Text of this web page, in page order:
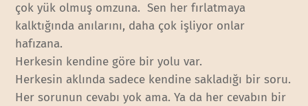
çok yük olmuş omzuna. Sen her fırlatmaya
kalktığında anılarını, daha çok işliyor onlar
hafızana.
Herkesin kendine göre bir yolu var.
Herkesin aklında sadece kendine sakladığı bir soru.
Her sorunun cevabı yok ama. Ya da her cevabın bir